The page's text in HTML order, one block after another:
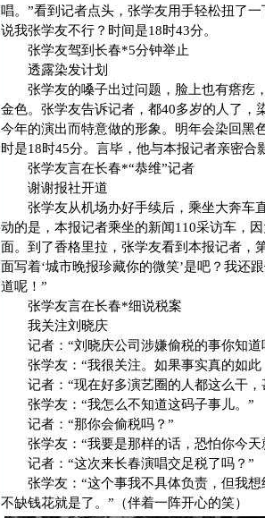
唱。”看到记者点头，张学友用手轻松扭了
说我张学友不行？时间是18时43分。
张学友驾到长春*5分钟举止
透露染发计划
张学友的嗓子出过问题，脸上也有瘩疙
金色。张学友告诉记者，都40多岁的人了，
今年的演出而特意做的形象。明年会染回黑
时是18时45分。言毕，他与本报记者亲密合
张学友言在长春*“恭维”记者
谢谢报社开道
张学友从机场办好手续后，乘坐大奔车
动的是，本报记者乘坐的新闻110采访车，
面。到了香格里拉，张学友看到本报记者，
面写着‘城市晚报珍藏你的微笑’是吧？我还
道呢！”
张学友言在长春*细说税案
我关注刘晓庆
记者：“刘晓庆公司涉嫌偷税的事你知道
张学友：“我很关注。如果事实真的如此
记者：“现在好多演艺圈的人都这么干，
张学友：“我怎么不知道这码子事儿。”
记者：“那你会偷税吗？”
张学友：“我要是那样的话，恐怕你今天
记者：“这次来长春演唱交足税了吗？”
张学友：“这个事我不具体负责，但我想
不缺钱花就是了。”（伴着一阵开心的笑）